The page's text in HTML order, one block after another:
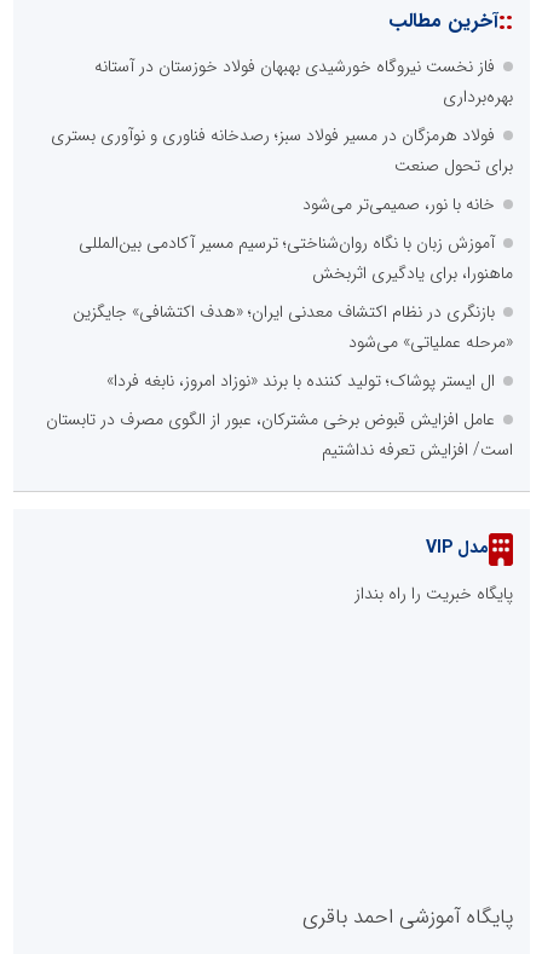
::آخرین مطالب
فاز نخست نیروگاه خورشیدی بهبهان فولاد خوزستان در آستانه
بهره‌برداری
فولاد هرمزگان در مسیر فولاد سبز؛ رصدخانه فناوری و نوآوری بستری
برای تحول صنعت
خانه با نور، صمیمی‌تر می‌شود
آموزش زبان با نگاه روان‌شناختی؛ ترسیم مسیر آکادمی بین‌المللی
ماهنورا، برای یادگیری اثربخش
بازنگری در نظام اکتشاف معدنی ایران؛ «هدف اکتشافی» جایگزین
«مرحله عملیاتی» می‌شود
ال ایستر پوشاک؛ تولید کننده با برند «نوزاد امروز، نابغه فردا»
عامل افزایش قبوض برخی مشترکان، عبور از الگوی مصرف در تابستان
است/ افزایش تعرفه نداشتیم
مدل VIP
پایگاه خبریت را راه بنداز
پایگاه آموزشی احمد باقری